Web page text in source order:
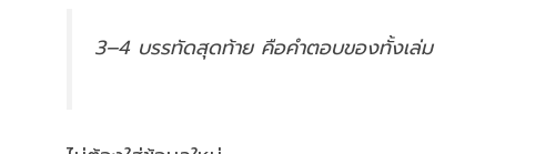
3–4 บรรทัดสุดท้าย คือคำตอบของทั้งเล่ม